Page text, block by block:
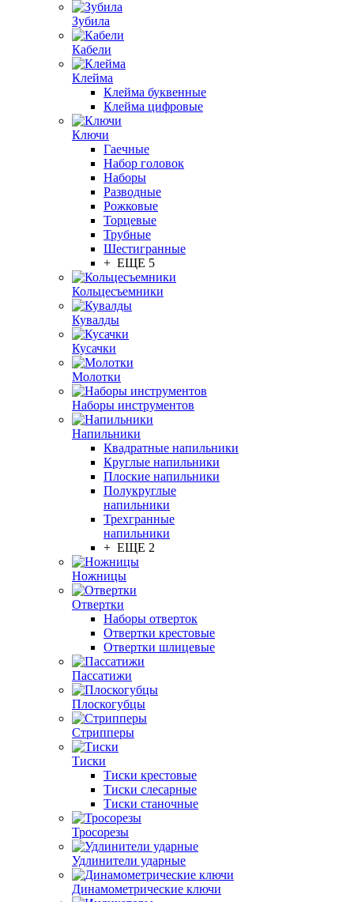
Зубила
Кабели
Клейма
Клейма буквенные
Клейма цифровые
Ключи
Гаечные
Набор головок
Наборы
Разводные
Рожковые
Торцевые
Трубные
Шестигранные
+ ЕЩЕ 5
Кольцесъемники
Кувалды
Кусачки
Молотки
Наборы инструментов
Напильники
Квадратные напильники
Круглые напильники
Плоские напильники
Полукруглые
напильники
Трехгранные
напильники
+ ЕЩЕ 2
Ножницы
Отвертки
Наборы отверток
Отвертки крестовые
Отвертки шлицевые
Пассатижи
Плоскогубцы
Стрипперы
Тиски
Тиски крестовые
Тиски слесарные
Тиски станочные
Тросорезы
Удлинители ударные
Динамометрические ключи